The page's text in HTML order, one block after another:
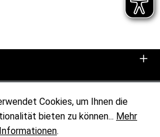
Cookies, um Ihnen die
bieten zu können... Mehr
Informationen.